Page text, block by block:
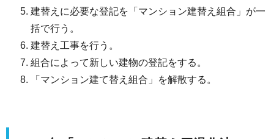
建替えに必要な登記を「マンション建替え組合」が一
括で行う。
建替え工事を行う。
組合によって新しい建物の登記をする。
「マンション建て替え組合」を解散する。